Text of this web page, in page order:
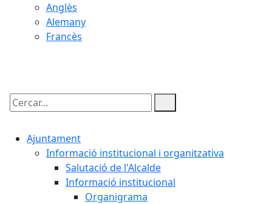
Anglès
Alemany
Francès
Cercar:
Ajuntament
Informació institucional i organitzativa
Salutació de l'Alcalde
Informació institucional
Organigrama